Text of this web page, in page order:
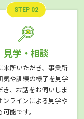
STEP 02
見学・相談
来所いただき、事業所
気や訓練の様子を見学
き、お話をお伺いしま
ンラインによる見学や
能です。